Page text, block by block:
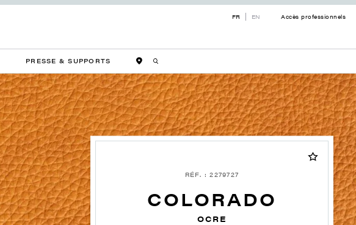
FR EN Accès professionnels
PRESSE & SUPPORTS
RÉF. : 2279727
COLORADO
OCRE